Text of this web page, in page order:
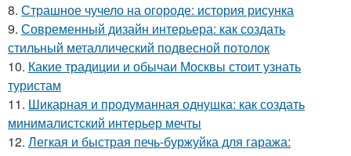
8. Страшное чучело на огороде: история рисунка
9. Современный дизайн интерьера: как создать
стильный металлический подвесной потолок
10. Какие традиции и обычаи Москвы стоит узнать
туристам
11. Шикарная и продуманная однушка: как создать
минималистский интерьер мечты
12. Легкая и быстрая печь-буржуйка для гаража: